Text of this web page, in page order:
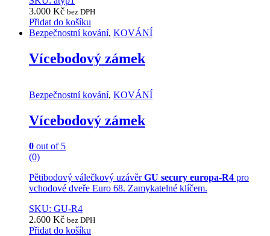
3.000 Kč bez DPH
Přidat do košíku
Bezpečnostní kování, KOVÁNÍ
Vícebodový zámek
Bezpečnostní kování, KOVÁNÍ
Vícebodový zámek
0 out of 5
(0)
Pětibodový válečkový uzávěrGU secury europa-R4 pro
vchodové dveře Euro 68. Zamykatelné klíčem.
SKU: GU-R4
2.600 Kč bez DPH
Přidat do košíku